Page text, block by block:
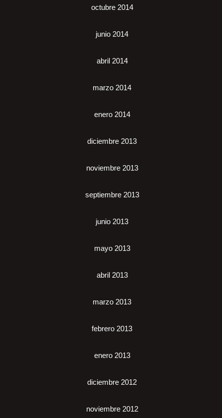
octubre 2014
junio 2014
abril 2014
marzo 2014
enero 2014
diciembre 2013
noviembre 2013
septiembre 2013
junio 2013
mayo 2013
abril 2013
marzo 2013
febrero 2013
enero 2013
diciembre 2012
noviembre 2012